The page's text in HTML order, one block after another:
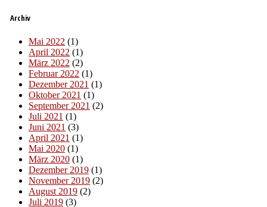
Archiv
Mai 2022 (1)
April 2022 (1)
März 2022 (2)
Februar 2022 (1)
Dezember 2021 (1)
Oktober 2021 (1)
September 2021 (2)
Juli 2021 (1)
Juni 2021 (3)
April 2021 (1)
Mai 2020 (1)
März 2020 (1)
Dezember 2019 (1)
November 2019 (2)
August 2019 (2)
Juli 2019 (3)